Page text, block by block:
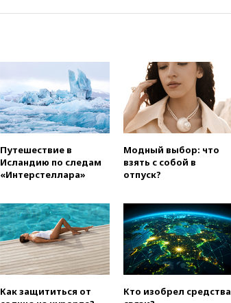
санкций против России и
против журналистки Катерины
Гордеевой о фейках о ВС
России
вчера, 19:45ISU предоставил
нейтральный статус
фигуристкам Валиевой и
Трусовой
вчера, 19:35 Зеленский
впервые совершил
вчера, 19:19Россиянка
погибла во Французских
Альпах
вчера, 19:00Открытое
горение на складе в Брянске
Путешествие в
Исландию по следам
«Интерстеллара»
Модный выбор: что
взять с собой в
отпуск?
Как защититься от
Кто изобрел средства